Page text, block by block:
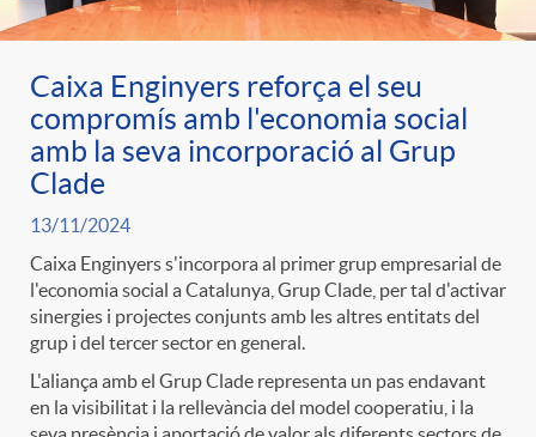
Caixa Enginyers reforça el seu
compromís amb l'economia social
amb la seva incorporació al Grup
Clade
13/11/2024
Caixa Enginyers s'incorpora al primer grup empresarial de
l'economia social a Catalunya, Grup Clade, per tal d'activar
sinergies i projectes conjunts amb les altres entitats del
grup i del tercer sector en general.
L'aliança amb el Grup Clade representa un pas endavant
en la visibilitat i la rellevància del model cooperatiu, i la